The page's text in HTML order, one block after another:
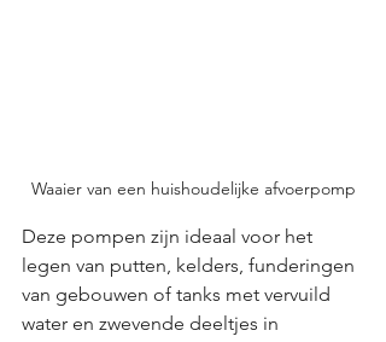
Waaier van een huishoudelijke afvoerpomp
Deze pompen zijn ideaal voor het
legen van putten, kelders, funderingen
van gebouwen of tanks met vervuild
water en zwevende deeltjes in